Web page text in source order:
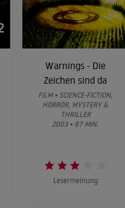
Warnings - Die
Zeichen sind da
FILM • SCIENCE-FICTION,
HORROR, MYSTERY &
THRILLER
2003 • 87 MIN.
Lesermeinung